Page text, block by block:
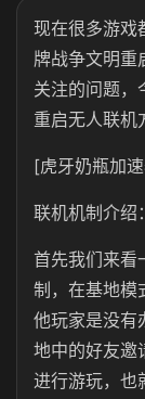
现在很多游戏
牌战争文明重
关注的问题，
重启无人联机
[虎牙奶瓶加
联机机制介绍：
首先我们来看
制，在基地模
他玩家是没有
地中的好友邀
进行游玩，也